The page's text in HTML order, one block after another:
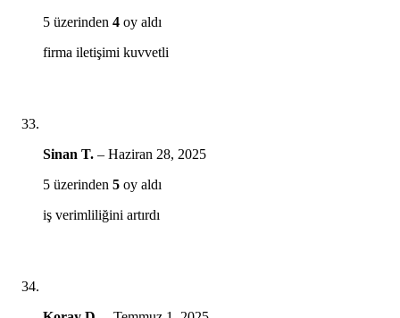
5 üzerinden 4 oy aldı
firma iletişimi kuvvetli
Sinan T. – Haziran 28, 2025
5 üzerinden 5 oy aldı
iş verimliliğini artırdı